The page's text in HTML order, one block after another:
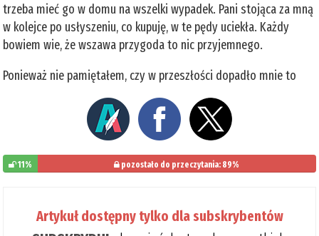
trzeba mieć go w domu na wszelki wypadek. Pani stojąca za mną
w kolejce po usłyszeniu, co kupuję, w te pędy uciekła. Każdy
bowiem wie, że wszawa przygoda to nic przyjemnego.
Ponieważ nie pamiętałem, czy w przeszłości dopadło mnie to
11% pozostało do przeczytania: 89%
Artykuł dostępny tylko dla subskrybentów